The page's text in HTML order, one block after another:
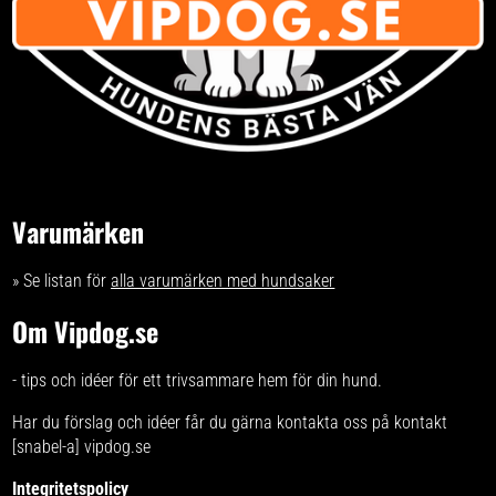
Varumärken
» Se listan föralla varumärken med hundsaker
Om Vipdog.se
- tips och idéer för ett trivsammare hem för din hund.
Har du förslag och idéer får du gärna kontakta oss på kontakt
[snabel-a] vipdog.se
Integritetspolicy